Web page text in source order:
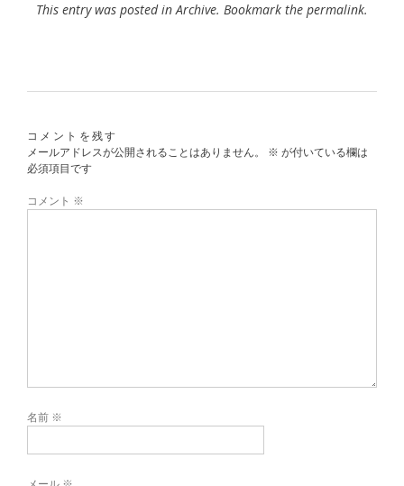
This entry was posted inArchive. Bookmark the permalink.
コメントを残す
メールアドレスが公開されることはありません。
※ が付いている欄は
必須項目です
コメント ※
名前 ※